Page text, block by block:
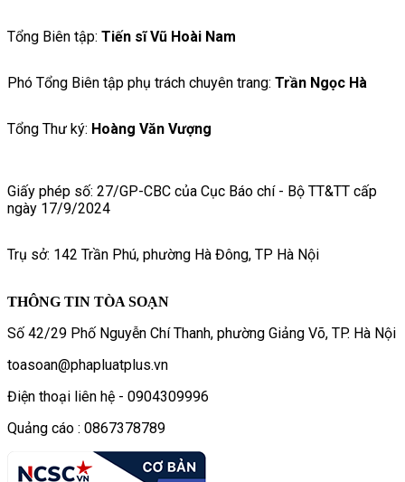
Tổng Biên tập: Tiến sĩ Vũ Hoài Nam
Phó Tổng Biên tập phụ trách chuyên trang: Trần Ngọc Hà
Tổng Thư ký: Hoàng Văn Vượng
Giấy phép số: 27/GP-CBC của Cục Báo chí - Bộ TT&TT cấp
ngày 17/9/2024
Trụ sở: 142 Trần Phú, phường Hà Đông, TP Hà Nội
THÔNG TIN TÒA SOẠN
Số 42/29 Phố Nguyễn Chí Thanh, phường Giảng Võ, TP. Hà Nội
toasoan@phapluatplus.vn
Điện thoại liên hệ - 0904309996
Quảng cáo : 0867378789